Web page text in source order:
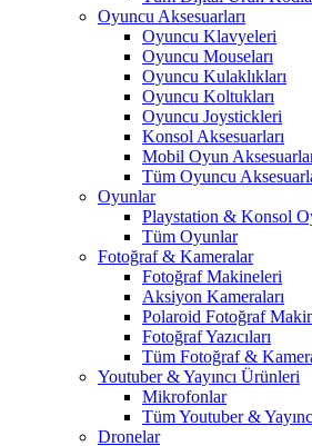
Oyuncu Aksesuarları
Oyuncu Klavyeleri
Oyuncu Mouseları
Oyuncu Kulaklıkları
Oyuncu Koltukları
Oyuncu Joystickleri
Konsol Aksesuarları
Mobil Oyun
Tüm Oyuncu
Oyunlar
Playstation & Konsol
Tüm Oyunlar
Fotoğraf & Kameralar
Fotoğraf Makineleri
Aksiyon Kameraları
Polaroid Fotoğraf
Fotoğraf Yazıcıları
Tüm Fotoğraf &
Youtuber & Yayıncı Ürünleri
Mikrofonlar
Tüm Youtuber &
Dronelar